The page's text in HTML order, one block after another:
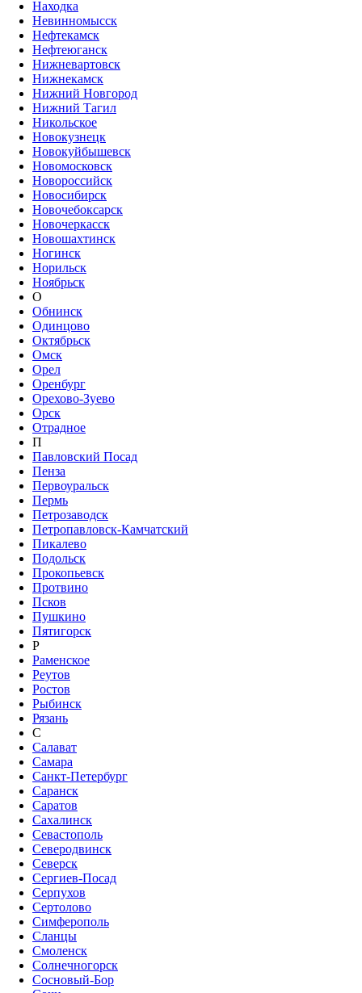
Находка
Невинномысск
Нефтекамск
Нефтеюганск
Нижневартовск
Нижнекамск
Нижний Новгород
Нижний Тагил
Никольское
Новокузнецк
Новокуйбышевск
Новомосковск
Новороссийск
Новосибирск
Новочебоксарск
Новочеркасск
Новошахтинск
Ногинск
Норильск
Ноябрьск
О
Обнинск
Одинцово
Октябрьск
Омск
Орел
Оренбург
Орехово-Зуево
Орск
Отрадное
П
Павловский Посад
Пенза
Первоуральск
Пермь
Петрозаводск
Петропавловск-Камчатский
Пикалево
Подольск
Прокопьевск
Протвино
Псков
Пушкино
Пятигорск
Р
Раменское
Реутов
Ростов
Рыбинск
Рязань
С
Салават
Самара
Санкт-Петербург
Саранск
Саратов
Сахалинск
Севастополь
Северодвинск
Северск
Сергиев-Посад
Серпухов
Сертолово
Симферополь
Сланцы
Смоленск
Солнечногорск
Сосновый-Бор